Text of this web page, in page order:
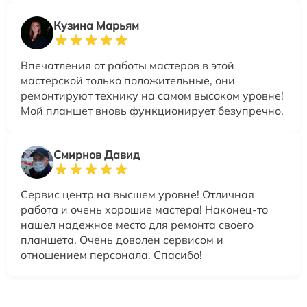
Кузина Марьям
Впечатления от работы мастеров в этой
мастерской только положительные, они
ремонтируют технику на самом высоком уровне!
Мой планшет вновь функционирует безупречно.
Смирнов Давид
Сервис центр на высшем уровне! Отличная
работа и очень хорошие мастера! Наконец-то
нашел надежное место для ремонта своего
планшета. Очень доволен сервисом и
отношением персонала. Спасибо!